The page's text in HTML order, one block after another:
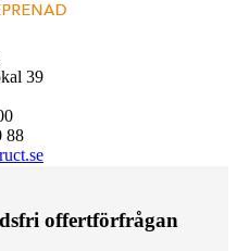
39
88
offertförfrågan